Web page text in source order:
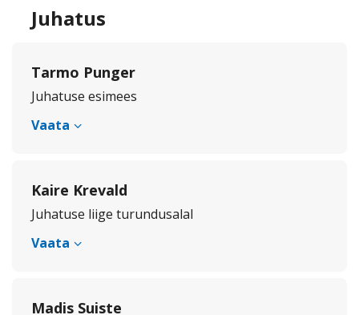
Juhatus
Tarmo Punger
Juhatuse esimees
Vaata
Kaire Krevald
Juhatuse liige turundusalal
Vaata
Madis Suiste